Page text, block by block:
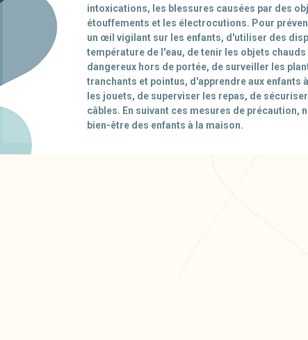
intoxications, les blessures causées par des
étouffements et les électrocutions. Pour
un œil vigilant sur les enfants, d'utiliser des
température de l'eau, de tenir les objets
dangereux hors de portée, de surveiller les
tranchants et pointus, d'apprendre aux enfants
les jouets, de superviser les repas, de
câbles. En suivant ces mesures de précaution,
bien-être des enfants à la maison.